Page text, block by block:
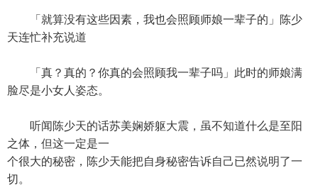
「就算没有这些因素，我也会照顾师娘一辈子的」陈少
天连忙补充说道
「真？真的？你真的会照顾我一辈子吗」此时的师娘满
脸尽是小女人姿态。
听闻陈少天的话苏美娴娇躯大震，虽不知道什么是至阳
之体，但这一定是一
个很大的秘密，陈少天能把自身秘密告诉自己已然说明了一
切。